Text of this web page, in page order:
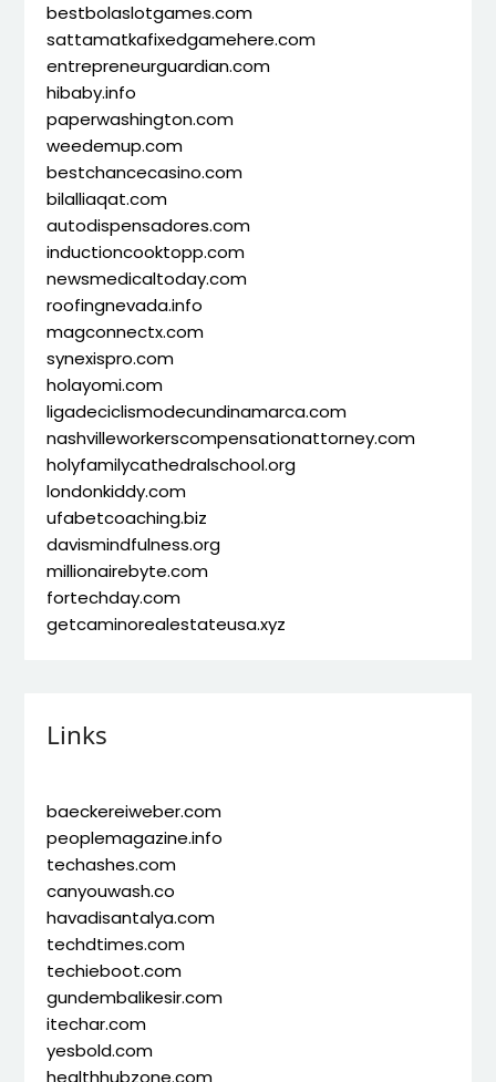
bestbolaslotgames.com
sattamatkafixedgamehere.com
entrepreneurguardian.com
hibaby.info
paperwashington.com
weedemup.com
bestchancecasino.com
bilalliaqat.com
autodispensadores.com
inductioncooktopp.com
newsmedicaltoday.com
roofingnevada.info
magconnectx.com
synexispro.com
holayomi.com
ligadeciclismodecundinamarca.com
nashvilleworkerscompensationattorney.com
holyfamilycathedralschool.org
londonkiddy.com
ufabetcoaching.biz
davismindfulness.org
millionairebyte.com
fortechday.com
getcaminorealestateusa.xyz
Links
baeckereiweber.com
peoplemagazine.info
techashes.com
canyouwash.co
havadisantalya.com
techdtimes.com
techieboot.com
gundembalikesir.com
itechar.com
yesbold.com
healthhubzone.com